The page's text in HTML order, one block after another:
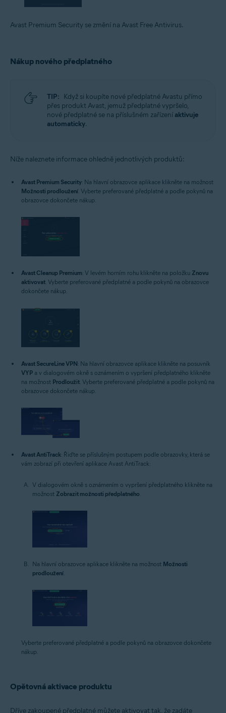
Avast Premium Security se změní na Avast Free Antivirus.
Nákup nového předplatného
TIP: Když si koupíte nové předplatné Avastu přímo
přes produkt Avast, jemuž předplatné vypršelo,
nové předplatné se na příslušném zařízení aktivuje
automaticky.
Níže naleznete informace ohledně jednotlivých produktů:
Avast Premium Security: Na hlavní obrazovce aplikace klikněte na možnost
Možnosti prodloužení. Vyberte preferované předplatné a podle pokynů na
obrazovce dokončete nákup.
Avast Cleanup Premium: V levém horním rohu klikněte na položku Znovu
aktivovat . Vyberte preferované předplatné a podle pokynů na obrazovce
dokončete nákup.
Avast SecureLine VPN: Na hlavní obrazovce aplikace klikněte na posuvník
VYP a v dialogovém okně s oznámením o vypršení předplatného klikněte
na možnost Prodloužit. Vyberte preferované předplatné a podle pokynů na
obrazovce dokončete nákup.
Avast AntiTrack: Řiďte se příslušným postupem podle obrazovky, která se
vám zobrazí při otevření aplikace Avast AntiTrack:
V dialogovém okně s oznámením o vypršení předplatného klikněte na
možnost Zobrazit možnosti předplatného.
Na hlavní obrazovce aplikace klikněte na možnost Možnosti
prodloužení
Vyberte preferované předplatné a podle pokynů na obrazovce dokončete
nákup.
Opětovná aktivace produktu
Dříve zakoupené předplatné můžete aktivovat tak, že zadáte